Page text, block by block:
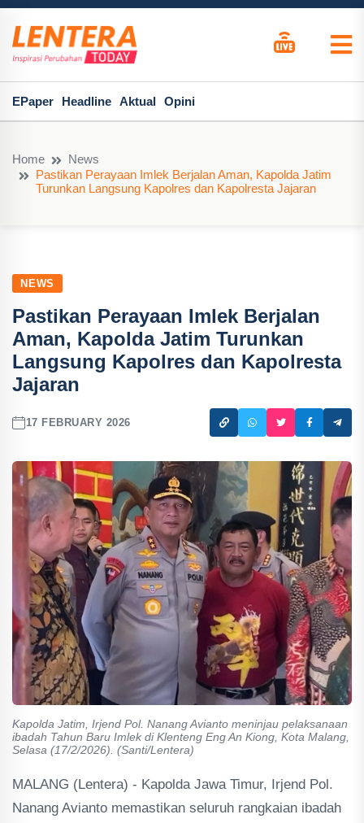
EPaper Headline Aktual Opini
Home
News
Pastikan Perayaan Imlek Berjalan Aman, Kapolda Jatim
Turunkan Langsung Kapolres dan Kapolresta Jajaran
NEWS
Pastikan Perayaan Imlek Berjalan
Aman, Kapolda Jatim Turunkan
Langsung Kapolres dan Kapolresta
Jajaran
17 FEBRUARY 2026
Kapolda Jatim, Irjend Pol. Nanang Avianto meninjau pelaksanaan
ibadah Tahun Baru Imlek di Klenteng Eng An Kiong, Kota Malang,
Selasa (17/2/2026). (Santi/Lentera)
MALANG (Lentera) - Kapolda Jawa Timur, Irjend Pol.
Nanang Avianto memastikan seluruh rangkaian ibadah